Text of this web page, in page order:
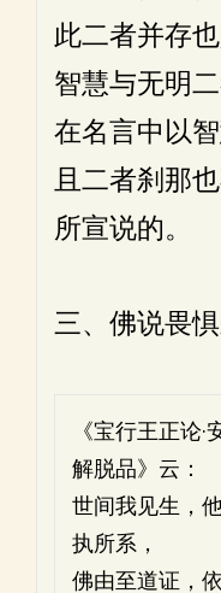
此二者并存
智慧与无明
在名言中以
且二者刹那
所宣说的。
三、佛说畏
《宝行王正论·
解脱品》云：
世间我见生，
执所系，
佛由至道证，